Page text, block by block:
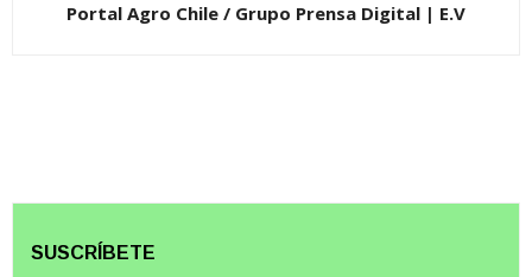
Portal Agro Chile / Grupo Prensa Digital | E.V
SUSCRÍBETE